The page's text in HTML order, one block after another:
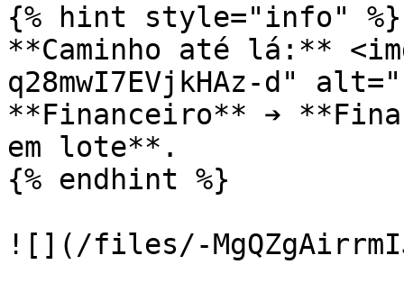
{% hint style="info" %}
**Caminho até lá:**
q28mwI7EVjkHAz-d"
**Financeiro** ➔
em lote**.
{% endhint %}
![](/files/-